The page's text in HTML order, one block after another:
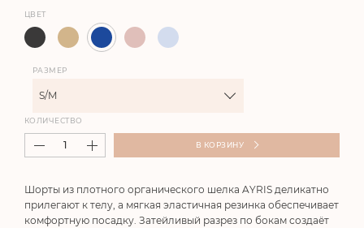
Шорты из плотного органического шелка AYRIS деликатно
прилегают к телу, а мягкая эластичная резинка обеспечивает
комфортную посадку. Затейливый разрез по бокам создаёт
ЦВЕТ
РАЗМЕР
S/M
КОЛИЧЕСТВО
В КОРЗИНУ